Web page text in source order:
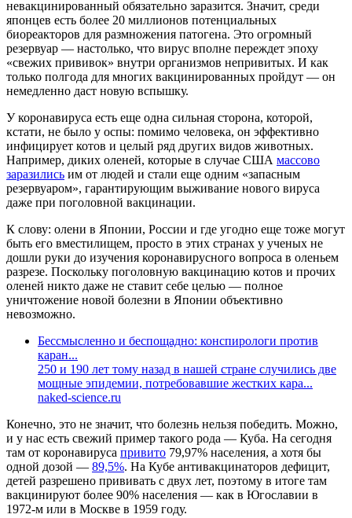
невакцинированный обязательно заразится. Значит, среди
японцев есть более 20 миллионов потенциальных
биореакторов для размножения патогена. Это огромный
резервуар — настолько, что вирус вполне переждет эпоху
«свежих прививок» внутри организмов непривитых. И как
только полгода для многих вакцинированных пройдут — он
немедленно даст новую вспышку.
У коронавируса есть еще одна сильная сторона, которой,
кстати, не было у оспы: помимо человека, он эффективно
инфицирует котов и целый ряд других видов животных.
Например, диких оленей, которые в случае США массово
заразились им от людей и стали еще одним «запасным
резервуаром», гарантирующим выживание нового вируса
даже при поголовной вакцинации.
К слову: олени в Японии, России и где угодно еще тоже могут
быть его вместилищем, просто в этих странах у ученых не
дошли руки до изучения коронавирусного вопроса в оленьем
разрезе. Поскольку поголовную вакцинацию котов и прочих
оленей никто даже не ставит себе целью — полное
уничтожение новой болезни в Японии объективно
невозможно.
Бессмысленно и беспощадно: конспирологи против
каран...
250 и 190 лет тому назад в нашей стране случились две
мощные эпидемии, потребовавшие жестких кара...
naked-science.ru
Конечно, это не значит, что болезнь нельзя победить. Можно,
и у нас есть свежий пример такого рода — Куба. На сегодня
там от коронавируса привито 79,97% населения, а хотя бы
одной дозой — 89,5%. На Кубе антивакцинаторов дефицит,
детей разрешено прививать с двух лет, поэтому в итоге там
вакцинируют более 90% населения — как в Югославии в
1972-м или в Москве в 1959 году.